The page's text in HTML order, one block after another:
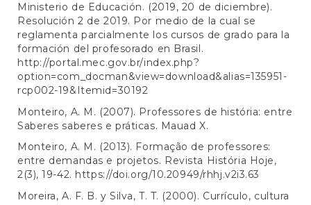
Ministerio de Educación. (2019, 20 de diciembre).
Resolución 2 de 2019. Por medio de la cual se
reglamenta parcialmente los cursos de grado para la
formación del profesorado en Brasil.
http://portal.mec.gov.br/index.php?
option=com_docman&view=download&alias=135951-
rcp002-19&Itemid=30192
Monteiro, A. M. (2007). Professores de história: entre
Saberes saberes e práticas. Mauad X.
Monteiro, A. M. (2013). Formação de professores:
entre demandas e projetos. Revista História Hoje,
2(3), 19-42. https://doi.org/10.20949/rhhj.v2i3.63
Moreira, A. F. B. y Silva, T. T. (2000). Currículo, cultura